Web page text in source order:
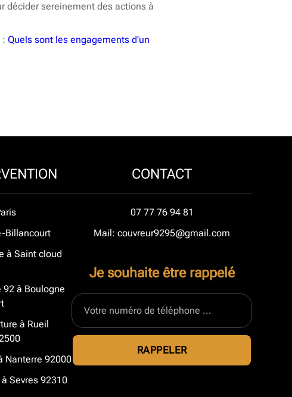
décider sereinement des actions à
: Quels sont les engagements d’un
Billancourt
à Saint cloud
92 à Boulogne
à Rueil
Nanterre 92000
Sevres 92310
CONTACT
07 77 76 94 81
Mail: couvreur9295@gmail.com
Je souhaite être rappelé